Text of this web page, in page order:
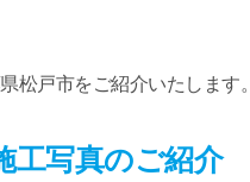
松戸市をご紹介いたします。
工写真のご紹介